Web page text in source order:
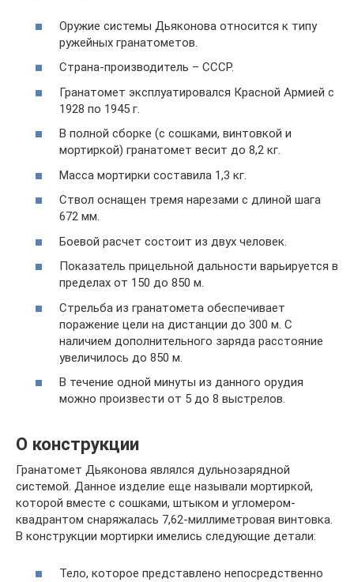
Оружие системы Дьяконова относится к типу
ружейных гранатометов.
Страна-производитель – СССР.
Гранатомет эксплуатировался Красной Армией с
1928 по 1945 г.
В полной сборке (с сошками, винтовкой и
мортиркой) гранатомет весит до 8,2 кг.
Масса мортирки составила 1,3 кг.
Ствол оснащен тремя нарезами с длиной шага
672 мм.
Боевой расчет состоит из двух человек.
Показатель прицельной дальности варьируется в
пределах от 150 до 850 м.
Стрельба из гранатомета обеспечивает
поражение цели на дистанции до 300 м. С
наличием дополнительного заряда расстояние
увеличилось до 850 м.
В течение одной минуты из данного орудия
можно произвести от 5 до 8 выстрелов.
О конструкции
Гранатомет Дьяконова являлся дульнозарядной
системой. Данное изделие еще называли мортиркой,
которой вместе с сошками, штыком и угломером-
квадрантом снаряжалась 7,62-миллиметровая винтовка.
В конструкции мортирки имелись следующие детали:
Тело, которое представлено непосредственно